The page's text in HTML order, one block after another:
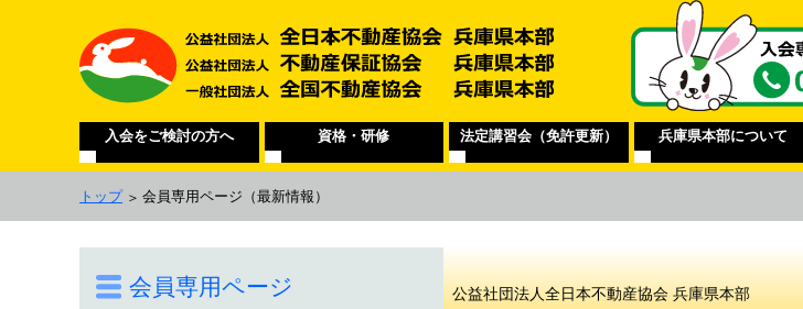
入会をご検討の方へ 資格・研修 法定講習会（免許更新） 兵庫県本部について
トップ 会員専用ページ （最新情報）
会員専用ページ 公益社団法人全日本不動産協会 兵庫県本部